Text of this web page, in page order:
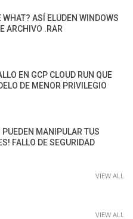
ASÍ ELUDEN WINDOWS
ARCHIVO .RAR
EN GCP CLOUD RUN QUE
DE MENOR PRIVILEGIO
PUEDEN MANIPULAR TUS
FALLO DE SEGURIDAD
VIEW ALL
VIEW ALL